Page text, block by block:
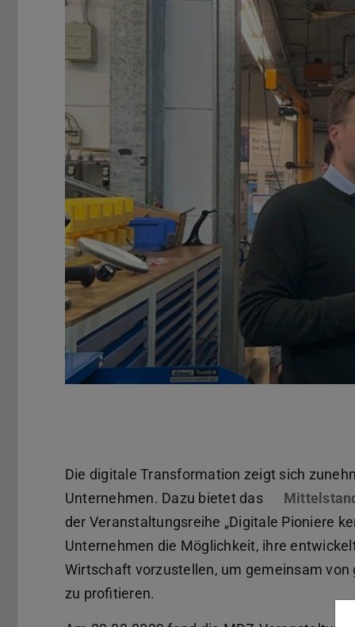
Zurück
Die digitale Transformation zeigt sich
Unternehmen. Dazu bietet das
der Veranstaltungsreihe „Digitale Pioniere
Unternehmen die Möglichkeit, ihre
Wirtschaft vorzustellen, um gemeinsam
zu profitieren.